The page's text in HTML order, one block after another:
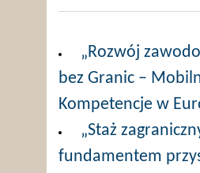
„Rozwój
bez Granic –
Kompetencje w
„Staż
fundamentem